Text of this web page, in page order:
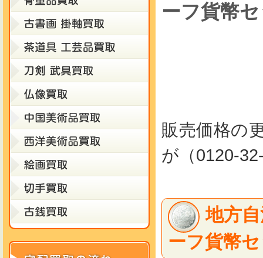
ーフ貨幣
販売価格の
が（0120-
地方
ーフ貨幣